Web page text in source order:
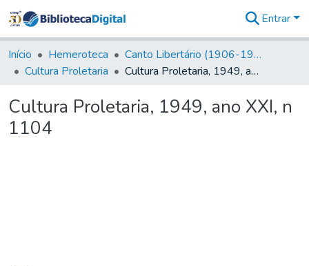
&
Coleções
Tudo na
Digital
Entrar
Início Hemeroteca
Canto Libertário (1906-1995)
Cultura Proletaria
Cultura Proletaria, 1949, ano XXI, n 1104
Cultura Proletaria, 1949, ano XXI, n
1104